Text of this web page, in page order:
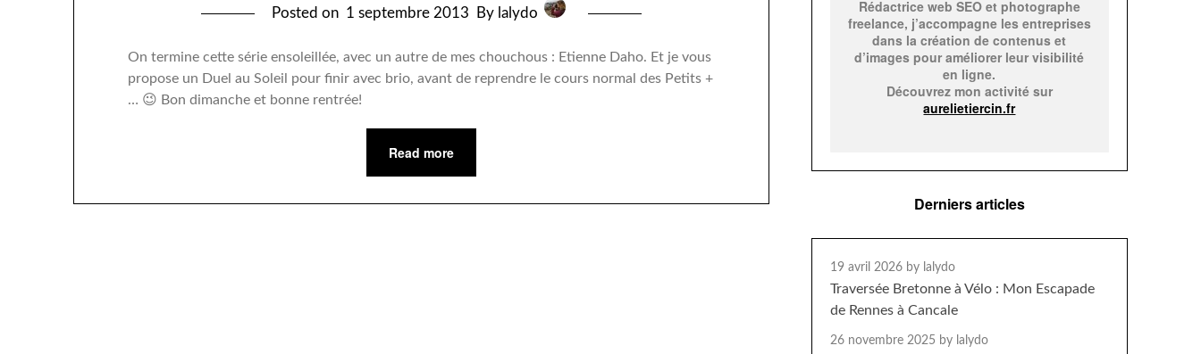
Posted on 1 septembre 2013 By lalydo
On termine cette série ensoleillée, avec un autre de mes chouchous : Etienne Daho. Et je vous
propose un Duel au Soleil pour finir avec brio, avant de reprendre le cours normal des Petits +
… 😉 Bon dimanche et bonne rentrée!
Read more
Rédactrice web SEO et photographe
freelance, j’accompagne les entreprises
dans la création de contenus et
d’images pour améliorer leur visibilité
en ligne.
Découvrez mon activité sur
aurelietiercin.fr
Derniers articles
19 avril 2026 by lalydo
Traversée Bretonne à Vélo : Mon Escapade
de Rennes à Cancale
26 novembre 2025 by lalydo